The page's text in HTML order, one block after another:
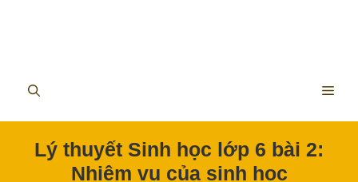
Lý thuyết Sinh học lớp 6 bài 2:
Nhiệm vụ của sinh học